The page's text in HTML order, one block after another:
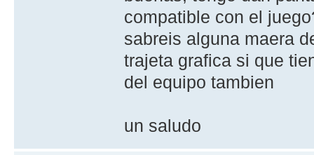
compatible con el
sabreis alguna maera
trajeta grafica si que
del equipo tambien
un saludo